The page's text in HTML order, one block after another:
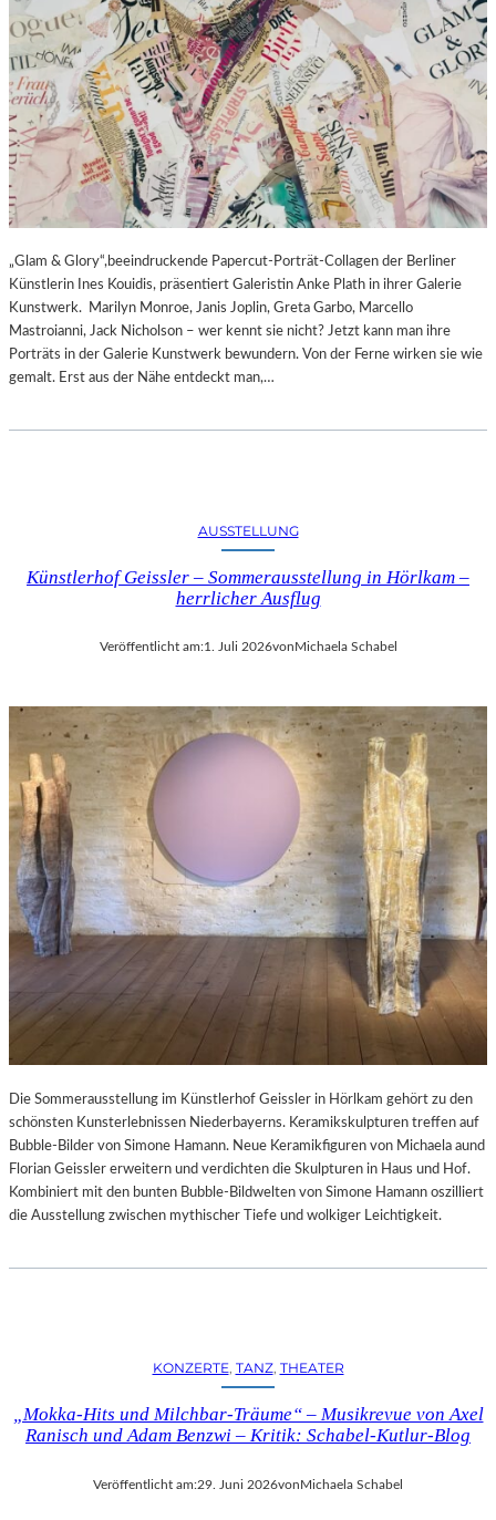
„Glam & Glory“,beeindruckende Papercut-Porträt-Collagen der Berliner
Künstlerin Ines Kouidis, präsentiert Galeristin Anke Plath in ihrer Galerie
Kunstwerk. Marilyn Monroe, Janis Joplin, Greta Garbo, Marcello
Mastroianni, Jack Nicholson – wer kennt sie nicht? Jetzt kann man ihre
Porträts in der Galerie Kunstwerk bewundern. Von der Ferne wirken sie wie
gemalt. Erst aus der Nähe entdeckt man,…
AUSSTELLUNG
Künstlerhof Geissler – Sommerausstellung in Hörlkam –
herrlicher Ausflug
Veröffentlicht am:1. Juli 2026von Michaela Schabel
Die Sommerausstellung im Künstlerhof Geissler in Hörlkam gehört zu den
schönsten Kunsterlebnissen Niederbayerns. Keramikskulpturen treffen auf
Bubble-Bilder von Simone Hamann. Neue Keramikfiguren von Michaela aund
Florian Geissler erweitern und verdichten die Skulpturen in Haus und Hof.
Kombiniert mit den bunten Bubble-Bildwelten von Simone Hamann oszilliert
die Ausstellung zwischen mythischer Tiefe und wolkiger Leichtigkeit.
KONZERTE, TANZ, THEATER
„Mokka-Hits und Milchbar-Träume“ – Musikrevue von Axel
Ranisch und Adam Benzwi – Kritik: Schabel-Kutlur-Blog
Veröffentlicht am:29. Juni 2026vonMichaela Schabel